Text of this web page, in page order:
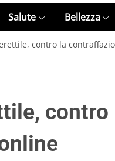
Salute Bellezza
contro la
contro